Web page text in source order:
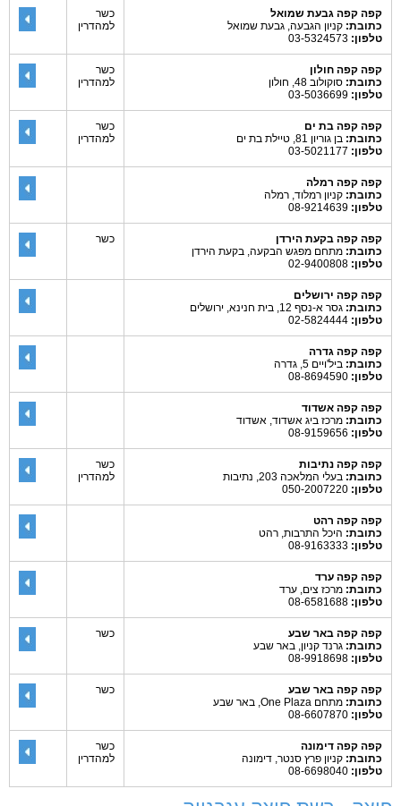
קפה קפה גבעת שמואל
כתובת: קניון הגבעה, גבעת שמואל
טלפון:
כשר
למהדרין
קפה קפה חולון
כתובת: סוקולוב 48, חולון
טלפון:
כשר
למהדרין
קפה קפה בת ים
כתובת: בן גוריון 81, טיילת בת ים
טלפון:
כשר
למהדרין
קפה קפה רמלה
כתובת: קניון רמלוד, רמלה
טלפון:
קפה קפה בקעת הירדן
כתובת: מתחם מפגש הבקעה, בקעת הירדן
טלפון:
כשר
קפה קפה ירושלים
כתובת: גסר א-נסף 12, בית חנינא, ירושלים
טלפון:
קפה קפה גדרה
כתובת: ביל'ויים 5, גדרה
טלפון:
קפה קפה אשדוד
כתובת: מרכז ביג אשדוד, אשדוד
טלפון:
קפה קפה נתיבות
כתובת: בעלי המלאכה 203, נתיבות
טלפון:
כשר
למהדרין
קפה קפה רהט
כתובת: היכל התרבות, רהט
טלפון:
קפה קפה ערד
כתובת: מרכז צים, ערד
טלפון:
קפה קפה באר שבע
כתובת: גרנד קניון, באר שבע
טלפון:
כשר
קפה קפה באר שבע
כתובת: מתחם One Plaza, באר שבע
טלפון:
כשר
קפה קפה דימונה
כתובת: קניון פרץ סנטר, דימונה
טלפון:
כשר
למהדרין